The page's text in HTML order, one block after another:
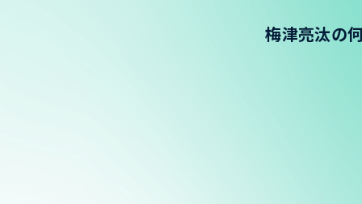
梅津亮汰の